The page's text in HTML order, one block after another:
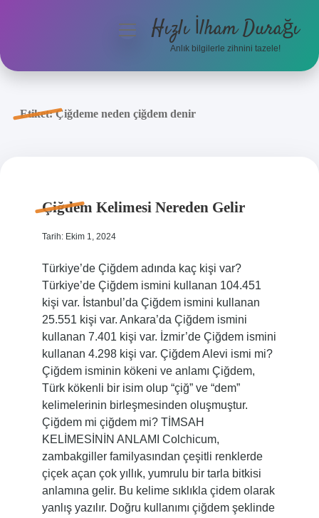
Anasayfa
menüyüHızlı İlham Durağı
Anlık bilgilerle zihnini tazele!
Etiket:Çiğdeme neden çiğdem denir
Çiğdem Kelimesi Nereden Gelir
Tarih: Ekim 1, 2024
Türkiye’de Çiğdem adında kaç kişi var?
Türkiye’de Çiğdem ismini kullanan 104.451
kişi var. İstanbul’da Çiğdem ismini kullanan
25.551 kişi var. Ankara’da Çiğdem ismini
kullanan 7.401 kişi var. İzmir’de Çiğdem ismini
kullanan 4.298 kişi var. Çiğdem Alevi ismi mi?
Çiğdem isminin kökeni ve anlamı Çiğdem,
Türk kökenli bir isim olup “çiğ” ve “dem”
kelimelerinin birleşmesinden oluşmuştur.
Çiğdem mi çiğdem mi? TİMSAH
KELİMESİNİN ANLAMI Colchicum,
zambakgiller familyasından çeşitli renklerde
çiçek açan çok yıllık, yumrulu bir tarla bitkisi
anlamına gelir. Bu kelime sıklıkla çidem olarak
yanlış yazılır. Doğru kullanımı çiğdem şeklinde